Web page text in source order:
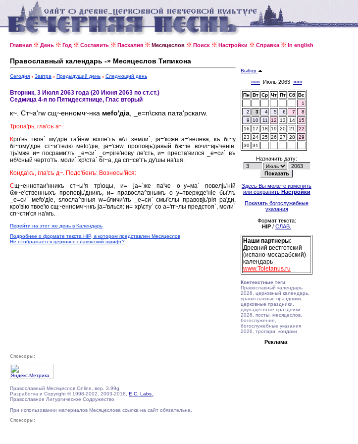
Главная День Год Составить Пасхалия Месяцеслов Поиск Настройки Справка In english
Православный календарь -» Месяцеслов Типикона
Сегодня Завтра Предыдущий день Следующий день
Вторник, 3 Июля 2063 года (20 Июня 2063 по ст.ст.)
Седмица 4-я по Пятидесятнице, Глас вторый
к~. Ст~а'гw сщ~енномч~нка меfо'дiа , _е=п\скпа пата'рскагw.
Тропа'рь, гла'съ а~:
Кро'вь твоя` му'дре та'йнw вопiе'тъ w\т земли`, jа='коже а='велева, къ бг~у
бг~ому'дре ст~и'телю меfо'дiе, jа='снw проповjь'давый бж~iе вочл~вjь'ченiе:
тjь'мже и= посрами'лъ _е=си` _о=рiге'нову ле'сть, и= преста'вился _е=си` въ
нб\сный черто'гъ. моли` хр\ста` бг~а, да сп~се'тъ ду'шы на'шя.
Конда'къ, гла'съ д~. Подо'бенъ: Вознесы'йся:
Сщ~еннотаи'нникъ ст~ы'я тр\оцы, и= jа=`же па'че о_у=ма` повелjь'нiй
бж~е'ственныхъ проповjь'дникъ, и= правосла^внымъ о_у=твержде'нiе бы'лъ
_е=си` меfо'дiе, sлосла^вныя w=бличи'лъ _е=си` смы'слы правовjь'рiя ра'ди,
кро'вiю твое'ю сщ~енномч~нкъ jа='влься: и= хр\сту` со а='гг~лы предстоя`, моли`
сп~сти'ся на'мъ.
Перейти на этот же день в Календарь
Подробнее о формате текста HIP, в котором представлен Месяцеслов
Не отображается церковно-славянский шрифт?
Выбор
««« Июль 2063 »»»
Пн Вт Ср Чт Пт Сб Вс
1
2
3 4 5 6 7
8
9
10 11 12 13 14
15
16
17 18 19 20 21
22
23
24 25 26 27 28
29
30 31
Назначить дату:
Здесь Вы можете изменить
или сохранить Настройки
Показать богослужебные
указания
Формат текста:
HIP / СЛАВ.
Наши партнеры:
Древний вестготский
(испано-мосарабский)
календарь
www.Toletanus.ru
Контекстные теги:
Православный календарь
2026, церковный календарь,
православные праздники,
церковные праздники,
двунадесятые праздники
2026, посты, месяцеслов,
богослужение,
богослужебные указания
2026, тропари, кондаки
Реклама:
Спонсоры:
Православный Месяцеслов Online, вер. 3.99g.
Разработка и Copyright © 1998-2002, 2003-2018, E.C. Labs.
Православное Литургическое Содружество
При использовании материалов Месяцеслова ссылка на сайт обязательна.
Спонсоры: